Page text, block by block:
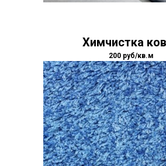
Химчистка
200 руб/кв.м